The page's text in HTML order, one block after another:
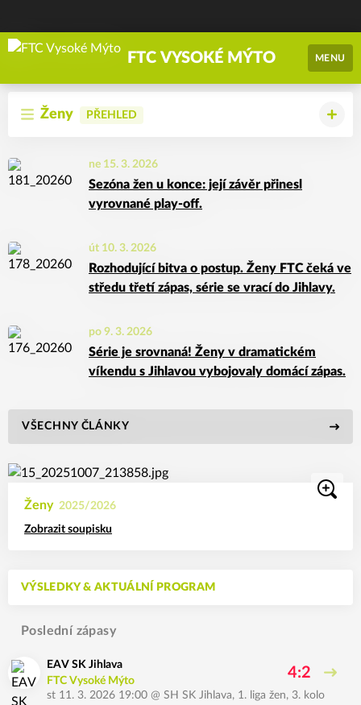
FTC VYSOKÉ MÝTO MENU
Ženy PŘEHLED
ne 15. 3. 2026
Sezóna žen u konce: její závěr přinesl
vyrovnané play-off.
út 10. 3. 2026
Rozhodující bitva o postup. Ženy FTC čeká ve
středu třetí zápas, série se vrací do Jihlavy.
po 9. 3. 2026
Série je srovnaná! Ženy v dramatickém
víkendu s Jihlavou vybojovaly domácí zápas.
VŠECHNY ČLÁNKY
Ženy 2025/2026
Zobrazit soupisku
VÝSLEDKY & AKTUÁLNÍ PROGRAM
Poslední zápasy
EAV SK Jihlava
FTC Vysoké Mýto
4:2
st 11. 3. 2026 19:00 @ SH SK Jihlava, 1. liga žen, 3. kolo